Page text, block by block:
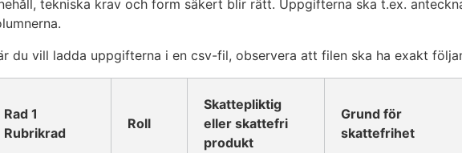
tekniska krav och form säkert blir rätt. Uppgifterna ska t.ex.
du vill ladda uppgifterna i en csv-fil, observera att filen ska ha exakt
Rad 1
Rubrikrad
Roll
Skattepliktig
eller skattefri
produkt
Grund för
skattefrihet